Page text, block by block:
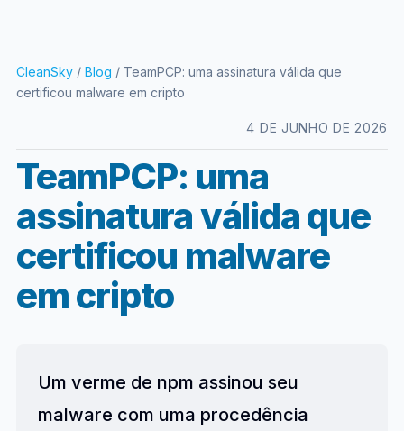
CleanSky/ Blog / TeamPCP: uma assinatura válida que
certificou malware em cripto
4 DE JUNHO DE 2026
TeamPCP: uma
assinatura válida que
certificou malware
em cripto
Um verme de npm assinou seu
malware com uma procedência